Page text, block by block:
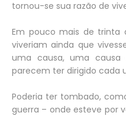
tornou-se sua razão de
Em pouco mais de trinta
viveriam ainda que
uma causa, uma
parecem ter dirigido cada
Poderia ter tombado,
guerra – onde esteve por